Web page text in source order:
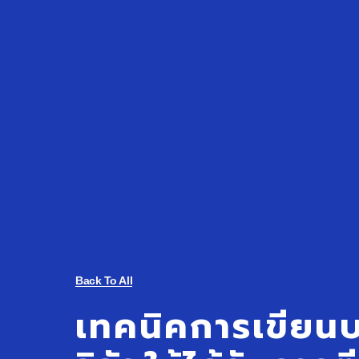
Back To All
เทคนิคการเขียน